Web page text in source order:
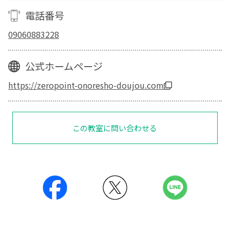
電話番号
09060883228
公式ホームページ
https://zeropoint-onoresho-doujou.com
この教室に問い合わせる